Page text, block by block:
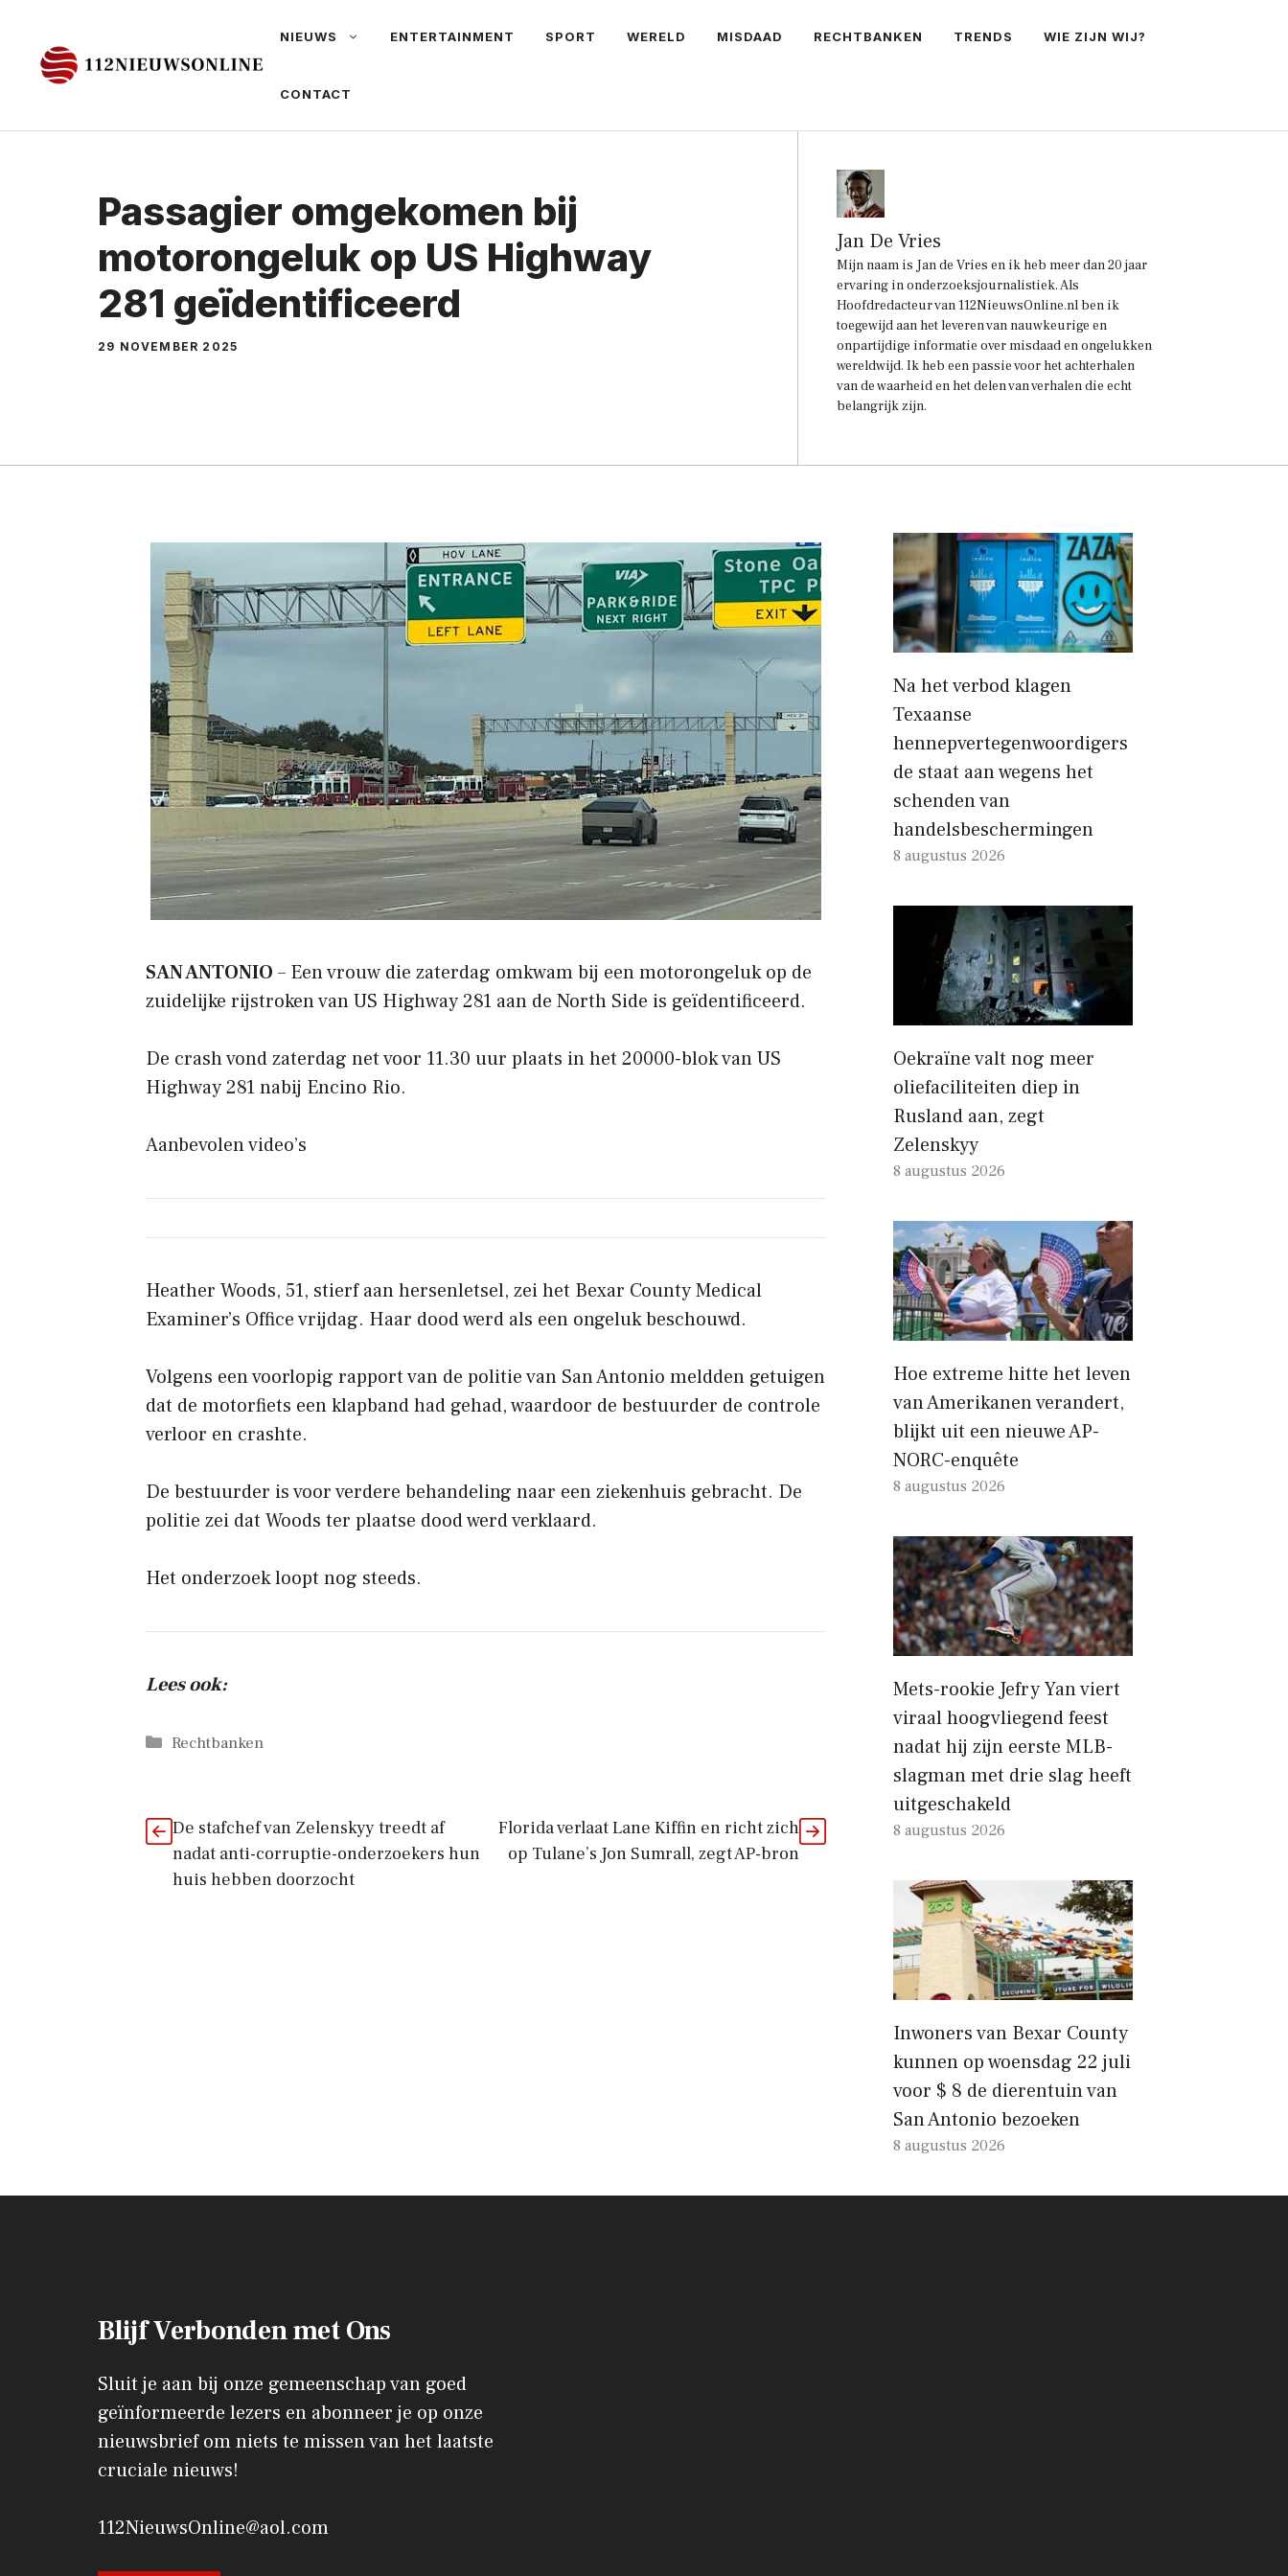
NIEUWS ENTERTAINMENT SPORT WERELD MISDAAD RECHTBANKEN TRENDS WIE ZIJN WIJ?
CONTACT
Passagier omgekomen bij
motorongeluk op US Highway
281 geïdentificeerd
29 NOVEMBER 2025
Jan De Vries
Mijn naam is Jan de Vries en ik heb meer dan 20 jaar
ervaring in onderzoeksjournalistiek. Als
Hoofdredacteur van 112NieuwsOnline.nl ben ik
toegewijd aan het leveren van nauwkeurige en
onpartijdige informatie over misdaad en ongelukken
wereldwijd. Ik heb een passie voor het achterhalen
van de waarheid en het delen van verhalen die echt
belangrijk zijn.
SAN ANTONIO – Een vrouw die zaterdag omkwam bij een motorongeluk op de
zuidelijke rijstroken van US Highway 281 aan de North Side is geïdentificeerd.
De crash vond zaterdag net voor 11.30 uur plaats in het 20000-blok van US
Highway 281 nabij Encino Rio.
Aanbevolen video’s
Heather Woods, 51, stierf aan hersenletsel, zei het Bexar County Medical
Examiner’s Office vrijdag. Haar dood werd als een ongeluk beschouwd.
Volgens een voorlopig rapport van de politie van San Antonio meldden getuigen
dat de motorfiets een klapband had gehad, waardoor de bestuurder de controle
verloor en crashte.
De bestuurder is voor verdere behandeling naar een ziekenhuis gebracht. De
politie zei dat Woods ter plaatse dood werd verklaard.
Het onderzoek loopt nog steeds.
Lees ook:
Categorieën
Rechtbanken
De stafchef van Zelenskyy treedt af
nadat anti-corruptie-onderzoekers hun
huis hebben doorzocht
Florida verlaat Lane Kiffin en richt zich
op Tulane’s Jon Sumrall, zegt AP-bron
Na het verbod klagen
Texaanse
hennepvertegenwoordigers
de staat aan wegens het
schenden van
handelsbeschermingen
8 augustus 2026
Oekraïne valt nog meer
oliefaciliteiten diep in
Rusland aan, zegt
Zelenskyy
8 augustus 2026
Hoe extreme hitte het leven
van Amerikanen verandert,
blijkt uit een nieuwe AP-
NORC-enquête
8 augustus 2026
Mets-rookie Jefry Yan viert
viraal hoogvliegend feest
nadat hij zijn eerste MLB-
slagman met drie slag heeft
uitgeschakeld
8 augustus 2026
Inwoners van Bexar County
kunnen op woensdag 22 juli
voor $ 8 de dierentuin van
San Antonio bezoeken
8 augustus 2026
Blijf Verbonden met Ons
Sluit je aan bij onze gemeenschap van goed
geïnformeerde lezers en abonneer je op onze
nieuwsbrief om niets te missen van het laatste
cruciale nieuws!
112NieuwsOnline@aol.com